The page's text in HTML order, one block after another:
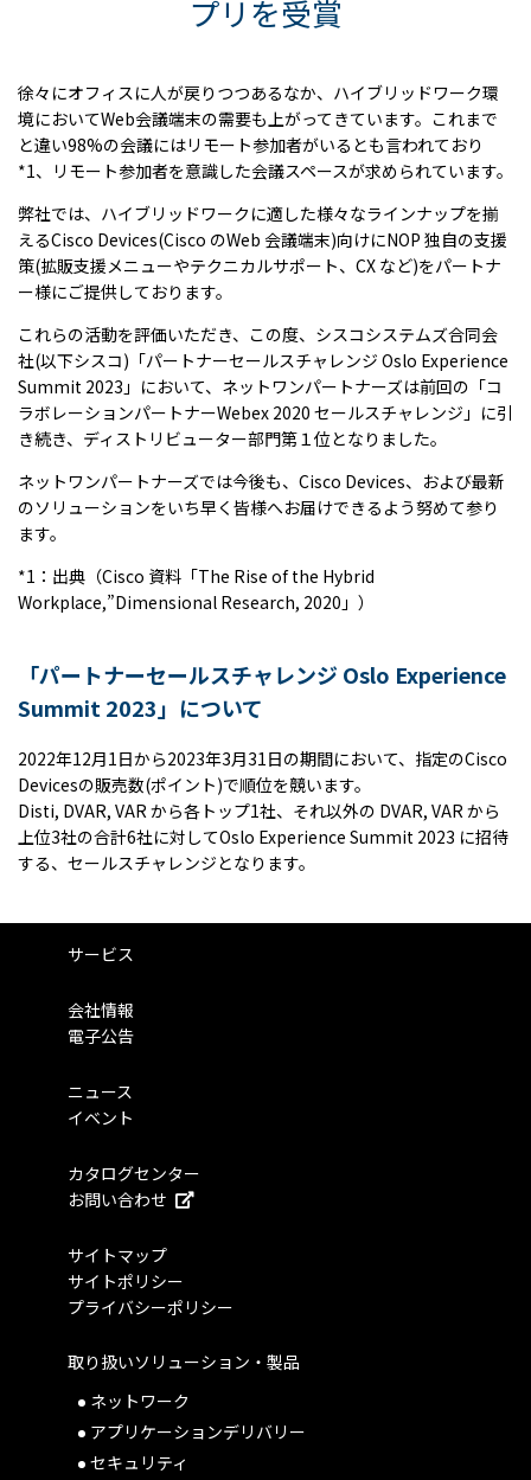
プリを受賞
徐々にオフィスに人が戻りつつあるなか、ハイブリッドワーク環
境においてWeb会議端末の需要も上がってきています。これまで
と違い98%の会議にはリモート参加者がいるとも言われており
*1、リモート参加者を意識した会議スペースが求められています。
弊社では、ハイブリッドワークに適した様々なラインナップを揃
えるCisco Devices(Cisco のWeb 会議端末)向けにNOP 独自の支援
策(拡販支援メニューやテクニカルサポート、 CX など)をパートナ
ー様にご提供しております。
これらの活動を評価いただき、この度、シスコシステムズ合同会
社(以下シスコ) 「パートナーセールスチャレンジ Oslo Experience
Summit 2023 」において、ネットワンパートナーズは前回の「コ
ラボレーションパートナーWebex 2020 セールスチャレンジ」に引
き続き、ディストリビューター部門第１位となりました。
ネットワンパートナーズでは今後も、 Cisco Devices、および最新
のソリューションをいち早く皆様へお届けできるよう努めて参り
ます。
*1：出典（Cisco 資料「The Rise of the Hybrid
Workplace,”Dimensional Research, 2020 」）
「パートナーセールスチャレンジ Oslo Experience
Summit 2023 」について
2022年12月1日から2023年3月31日の期間において、指定のCisco
Devicesの販売数(ポイント)で順位を競います。
Disti, DVAR, VAR から各トップ1社、それ以外の DVAR, VARから
上位3社の合計6社に対してOslo Experience Summit 2023 に招待
する、セールスチャレンジとなります。
サービス
会社情報
電子公告
ニュース
イベント
カタログセンター
お問い合わせ
サイトマップ
サイトポリシー
プライバシーポリシー
取り扱いソリューション・製品
ネットワーク
アプリケーションデリバリー
セキュリティ